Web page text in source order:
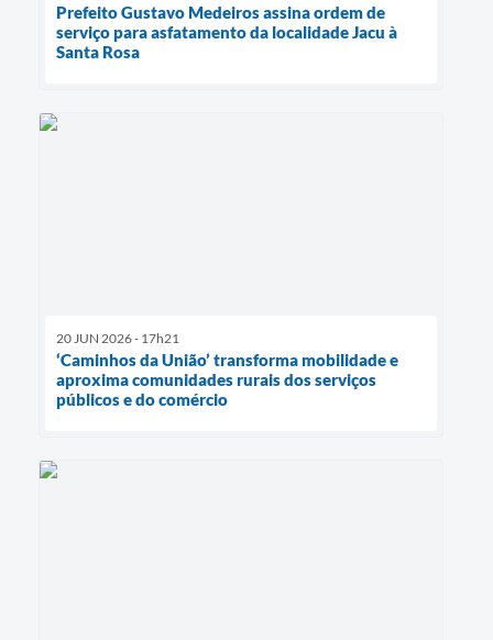
Prefeito Gustavo Medeiros assina ordem de
serviço para asfatamento da localidade Jacu à
Santa Rosa
20 JUN 2026 - 17h21
‘Caminhos da União’ transforma mobilidade e
aproxima comunidades rurais dos serviços
públicos e do comércio